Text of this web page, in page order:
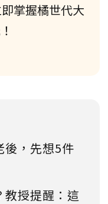
掌握橘世代大
後，先想5件
授提醒：這